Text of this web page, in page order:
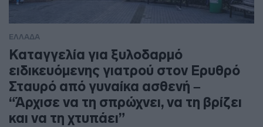
ΕΛΛΑΔΑ
Καταγγελία για ξυλοδαρμό
ειδικευόμενης γιατρού στον Ερυθρό
Σταυρό από γυναίκα ασθενή –
“Άρχισε να τη σπρώχνει, να τη βρίζει
και να τη χτυπάει”